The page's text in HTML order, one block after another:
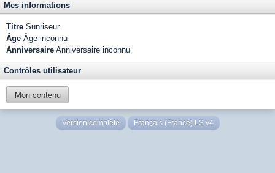
Mes informations
Titre Sunriseur
Âge Âge inconnu
Anniversaire Anniversaire inconnu
Contrôles utilisateur
Mon contenu
Version complète Français (France) LS v4